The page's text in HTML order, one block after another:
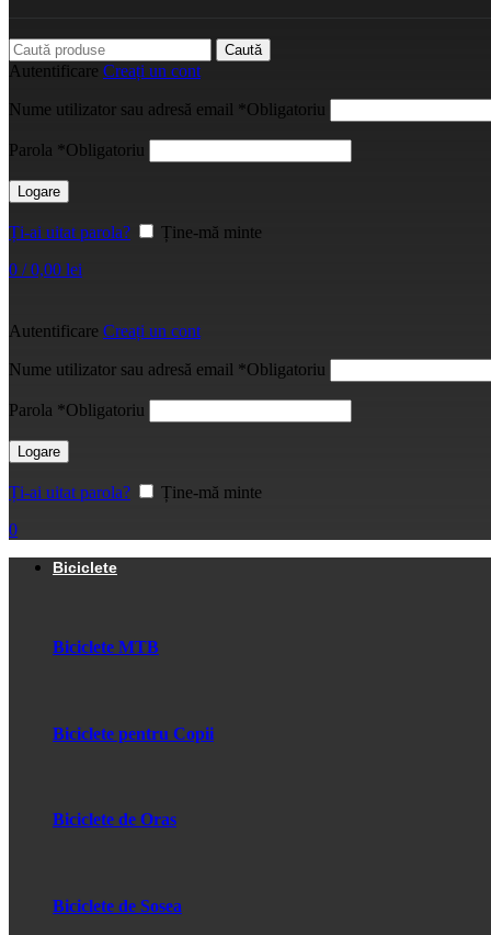
Caută
Autentificare Creați un cont
Nume utilizator sau adresă email *Obligatoriu
Parola *Obligatoriu
Logare
Ți-ai uitat parola?
Ține-mă minte
0 / 0,00 lei
Autentificare Creați un cont
Nume utilizator sau adresă email *Obligatoriu
Parola *Obligatoriu
Logare
Ți-ai uitat parola?
Ține-mă minte
0
Biciclete
Biciclete MTB
Biciclete pentru Copii
Biciclete de Oras
Biciclete de Sosea